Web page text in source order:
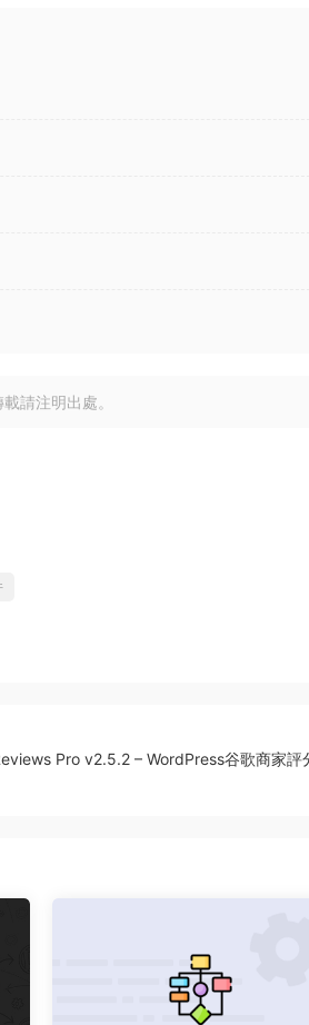
載請注明出處。
Pro v2.5.2 – WordPress谷歌商家評